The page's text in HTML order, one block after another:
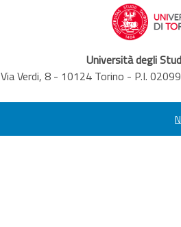
Università degli
Via Verdi, 8 - 10124 Torino - P.I.